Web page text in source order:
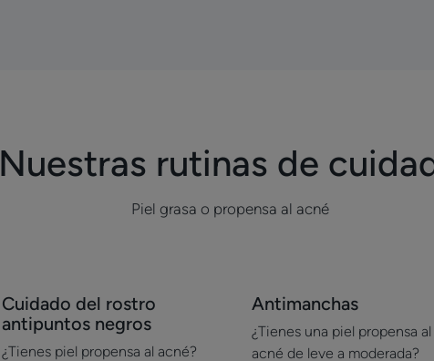
Nuestras rutinas de
Piel grasa o propensa al acné
Cuidado
del
Cuidado del rostro
antipuntos negros
¿Tienes piel propensa al acné?
Antimanchas
Antimanchas
¿Tienes una piel propensa al
acné de leve a moderada?